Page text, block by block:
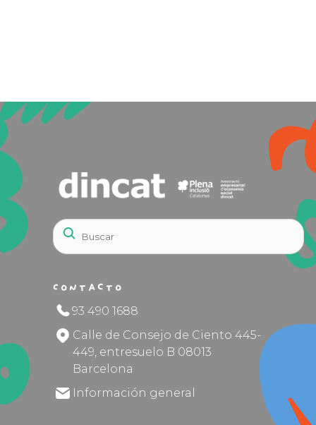
Contacto
93 490 1688
Calle de Consejo de Ciento 445-
449, entresuelo B 08013
Barcelona
Información general